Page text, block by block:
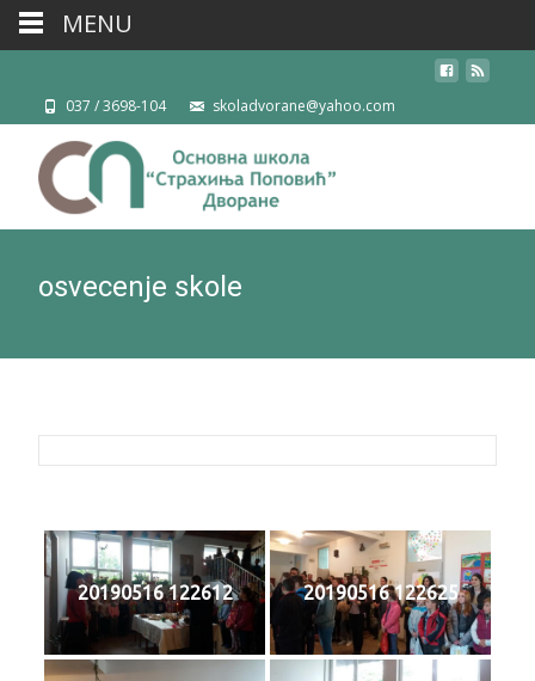
037 / 3698-104 skoladvorane@yahoo.com
osvecenje skole
20190516 122612 20190516 122625
MENU